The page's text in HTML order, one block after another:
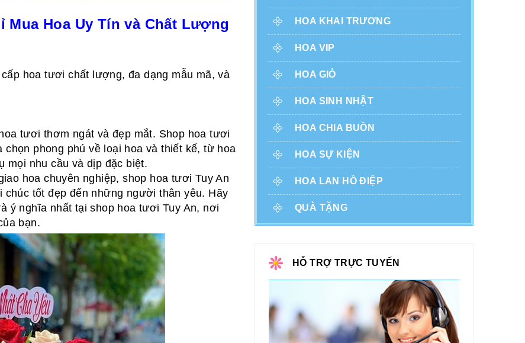
Hoa Uy Tín và Chất Lượng
cấp hoa tươi chất lượng, đa dạng mẫu mã, và
tươi thơm ngát và đẹp mắt. Shop hoa tươi
phong phú về loại hoa và thiết kế, từ hoa
mọi nhu cầu và dịp đặc biệt.
hoa chuyên nghiệp, shop hoa tươi Tuy An
tốt đẹp đến những người thân yêu. Hãy
ý nghĩa nhất tại shop hoa tươi Tuy An, nơi
bạn.
HOA KHAI TRƯƠNG
HOA VIP
HOA GIỎ
HOA SINH NHẬT
HOA CHIA BUỒN
HOA SỰ KIỆN
HOA LAN HỒ ĐIỆP
QUÀ TẶNG
HỖ TRỢ TRỰC TUYẾN